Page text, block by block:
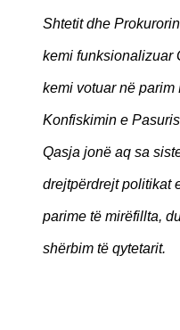
Shtetit dhe
kemi funksionalizuar
kemi votuar në
Konfiskimin e
Qasja jonë aq sa
drejtpërdrejt politikat
parime të mirëfillta,
shërbim të qytetarit.